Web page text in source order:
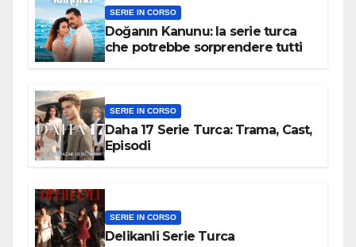
SERIE IN CORSO
Doğanın Kanunu: la serie turca
che potrebbe sorprendere tutti
SERIE IN CORSO
Daha 17 Serie Turca: Trama, Cast,
Episodi
SERIE IN CORSO
Delikanli Serie Turca